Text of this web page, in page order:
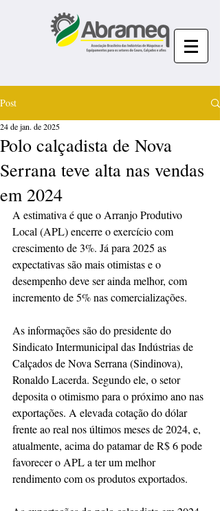
Post
Polo calçadista de Nova
Serrana teve alta nas vendas
em 2024
24 de jan. de 2025
A estimativa é que o Arranjo Produtivo
Local (APL) encerre o exercício com
crescimento de 3%. Já para 2025 as
expectativas são mais otimistas e o
desempenho deve ser ainda melhor, com
incremento de 5% nas comercializações.
As informações são do presidente do
Sindicato Intermunicipal das Indústrias de
Calçados de Nova Serrana (Sindinova),
Ronaldo Lacerda. Segundo ele, o setor
deposita o otimismo para o próximo ano nas
exportações. A elevada cotação do dólar
frente ao real nos últimos meses de 2024, e,
atualmente, acima do patamar de R$ 6 pode
favorecer o APL a ter um melhor
rendimento com os produtos exportados.